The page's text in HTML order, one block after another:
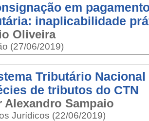
em
inaplicabilidade
Oliveira
(27/06/2019)
Tributário
de tributos do CTN
Alexandro Sampaio
Jurídicos (22/06/2019)